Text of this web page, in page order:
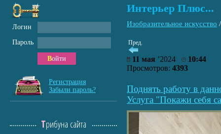
Интерьер Плюс...
Изобразительное искусство
Пред.
11 мая ’2024
10:44
Просмотров: 4393
Поднять работу в
Услуга "Покажи себя
Логин
Пароль
Войти
Регистрация
Забыли пароль?
Трибуна сайта